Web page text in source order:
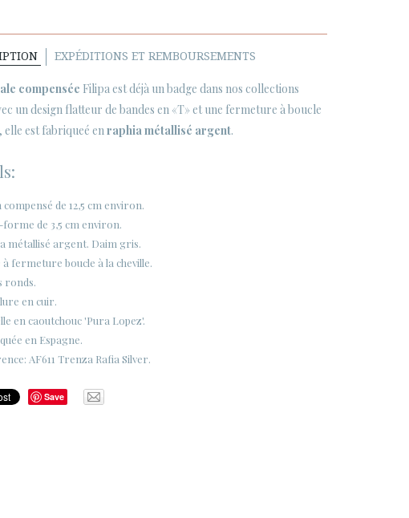
EXPÉDITIONS ET REMBOURSEMENTS
compensée Filipa est déjà un badge dans nos collections
un design flatteur de bandes en «T» et une fermeture à boucle
elle est fabriqueé enraphia métallisé argent.
compensé de 12,5 cm environ.
forme de 3,5 cm environ.
métallisé argent. Daim gris.
à fermeture boucle à la cheville.
ronds.
en cuir.
en caoutchouc 'Pura Lopez'.
en Espagne.
AF611 Trenza Rafia Silver.
Save